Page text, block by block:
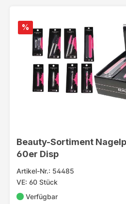
%
Beauty-Sortiment
60er Disp
Artikel-Nr.: 54485
VE: 60 Stück
Verfügbar